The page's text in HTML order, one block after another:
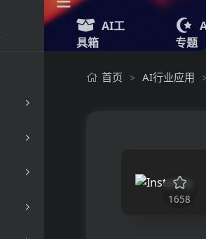
AI工
具箱
专题
首页 > AI行业应用 >
1658